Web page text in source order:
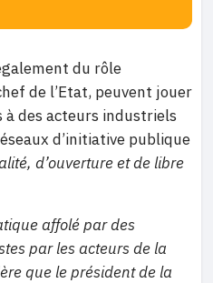
du rôle
de l’Etat, peuvent jouer
à des acteurs industriels
d’initiative publique
d’ouverture et de libre
affolé par des
par les acteurs de la
que le président de la